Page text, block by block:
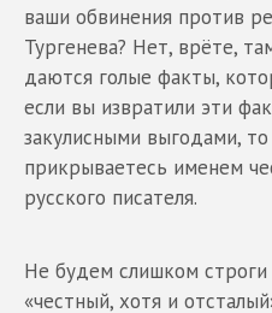
ваши обвинения против
Тургенева? Нет, врёте,
даются голые факты,
если вы извратили эти
закулисными выгодами,
прикрываетесь именем
русского писателя.
Не будем слишком строги
«честный, хотя и